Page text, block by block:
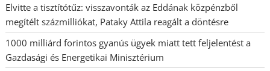
Elvitte a tisztítótűz: visszavonták az Eddának közpénzből
megítélt százmilliókat, Pataky Attila reagált a döntésre
1000 milliárd forintos gyanús ügyek miatt tett feljelentést a
Gazdasági és Energetikai Minisztérium